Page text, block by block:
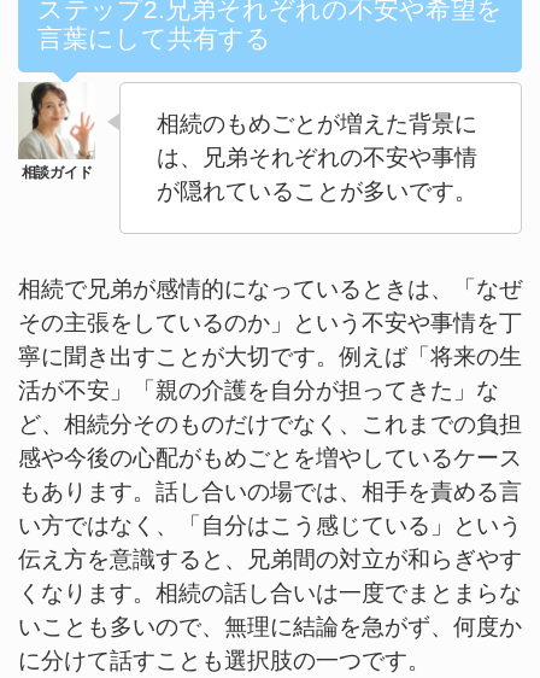
ステップ2.兄弟それぞれの不安や希望を
言葉にして共有する
相続のもめごとが増えた背景に
は、兄弟それぞれの不安や事情
が隠れていることが多いです。
相続で兄弟が感情的になっているときは、「なぜ
その主張をしているのか」という不安や事情を丁
寧に聞き出すことが大切です。例えば「将来の生
活が不安」「親の介護を自分が担ってきた」な
ど、相続分そのものだけでなく、これまでの負担
感や今後の心配がもめごとを増やしているケース
もあります。話し合いの場では、相手を責める言
い方ではなく、「自分はこう感じている」という
伝え方を意識すると、兄弟間の対立が和らぎやす
くなります。相続の話し合いは一度でまとまらな
いことも多いので、無理に結論を急がず、何度か
に分けて話すことも選択肢の一つです。